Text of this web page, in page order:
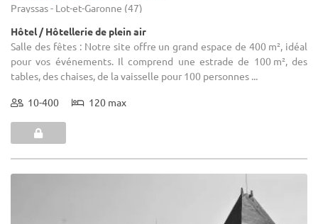
Prayssas - Lot-et-Garonne (47)
Hôtel / Hôtellerie de plein air
Salle des fêtes : Notre site offre un grand espace de 400 m², idéal
pour vos événements. Il comprend une estrade de 100 m², des
tables, des chaises, de la vaisselle pour 100 personnes ...
10-400 120 max